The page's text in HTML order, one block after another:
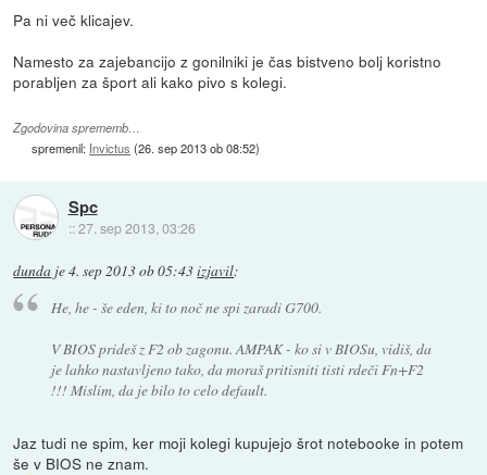
Pa ni več klicajev.
Namesto za zajebancijo z gonilniki je čas bistveno bolj koristno
porabljen za šport ali kako pivo s kolegi.
Zgodovina sprememb…
spremenil: Invictus (26. sep 2013 ob 08:52)
Spc
::27. sep 2013, 03:26
dunda je4. sep 2013 ob 05:43izjavil:
He, he - še eden, ki to noč ne spi zaradi G700.
V BIOS prideš z F2 ob zagonu. AMPAK - ko si v BIOSu, vidiš, da
je lahko nastavljeno tako, da moraš pritisniti tisti rdeči Fn+F2
!!! Mislim, da je bilo to celo default.
Jaz tudi ne spim, ker moji kolegi kupujejo šrot notebooke in potem
še v BIOS ne znam.